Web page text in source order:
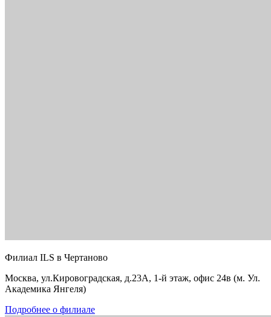
Филиал ILS в Чертаново
Москва, ул.Кировоградская, д.23А, 1-й этаж, офис 24в (м. Ул.
Академика Янгеля)
Подробнее о филиале